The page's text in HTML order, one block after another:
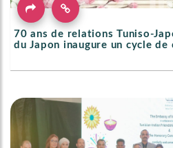
70 ans de relations Tuniso-
du Japon inaugure un cycle de